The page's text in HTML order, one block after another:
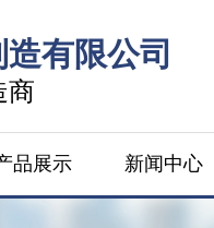
造有限公司
商
品展示 新闻中心